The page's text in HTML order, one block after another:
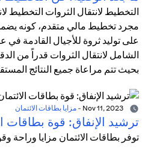
التخطيط لانتقال الثروات التخطيط
مجرد تخطيط مالي متقدم، كونه
على توليد ثروة للأجيال القادمة
الشامل لانتقال الثروات قدراً من
بحيث تتم مراعاة جميع النتائج
- مزايا بطاقات الائتمان
ترشيد الإنفاق: قوة بطاقات
توفر بطاقات الائتمان مزايا وراحة